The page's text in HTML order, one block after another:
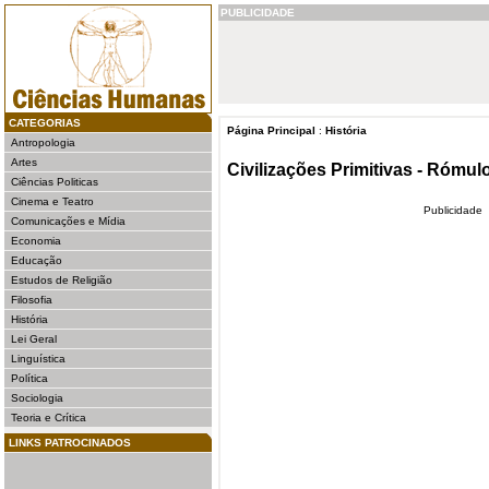
CATEGORIAS
Antropologia
Artes
Ciências Politicas
Cinema e Teatro
Comunicações e Mídia
Economia
Educação
Estudos de Religião
Filosofia
História
Lei Geral
Linguística
Política
Sociologia
Teoria e Crítica
LINKS PATROCINADOS
PUBLICIDADE
Página Principal : História
Civilizações Primitivas -
Publicidade